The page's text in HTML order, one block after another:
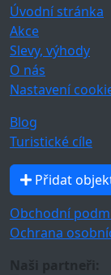
Úvodní stránka
Akce
Slevy, výhody
O nás
Nastavení
Blog
Turistické cíle
Přidat
Obchodní
Ochrana
Naši partneři: